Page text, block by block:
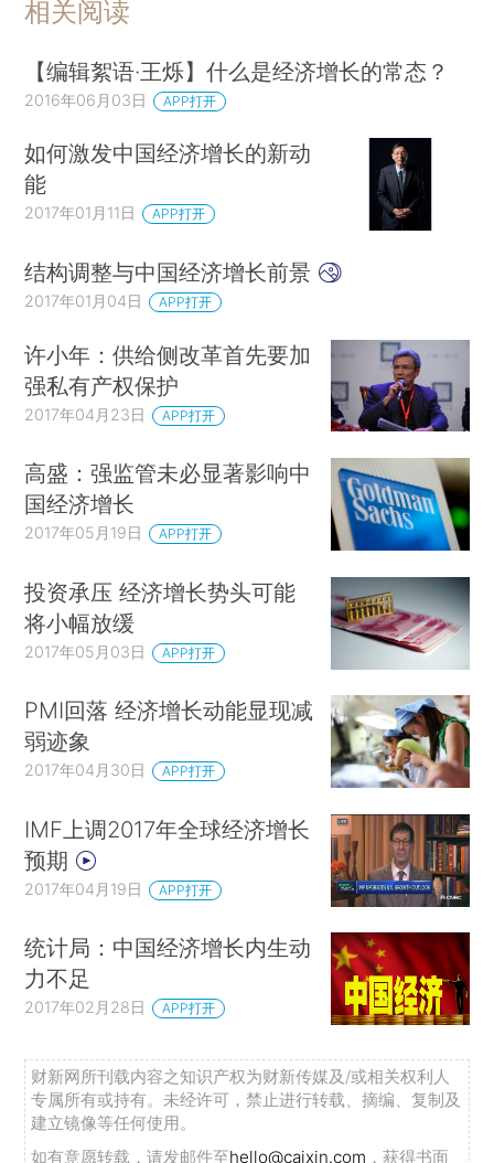
相关阅读
【编辑絮语·王烁】什么是经济增长的常态？
2016年06月03日 APP打开
如何激发中国经济增长的新动
能
2017年01月11日 APP打开
结构调整与中国经济增长前景
2017年01月04日 APP打开
许小年：供给侧改革首先要加
强私有产权保护
2017年04月23日 APP打开
高盛：强监管未必显著影响中
国经济增长
2017年05月19日 APP打开
投资承压 经济增长势头可能
将小幅放缓
2017年05月03日 APP打开
PMI回落 经济增长动能显现减
弱迹象
2017年04月30日 APP打开
IMF上调2017年全球经济增长
预期
2017年04月19日 APP打开
统计局：中国经济增长内生动
力不足
2017年02月28日 APP打开
财新网所刊载内容之知识产权为财新传媒及/或相关权利人
专属所有或持有。未经许可，禁止进行转载、摘编、复制及
建立镜像等任何使用。
如有意愿转载，请发邮件至hello@caixin.com ，获得书面